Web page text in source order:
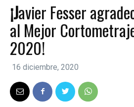
¡Javier Fesser agradece el Premio
al Mejor
2020!
16 diciembre, 2020